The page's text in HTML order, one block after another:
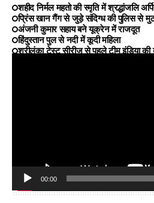
शहीद निर्मल महतो की स्मृति में श्रद्धांजलि
प्रिंस खान गैंग से जुड़े संदिग्ध की पुलिस से
अंजनी कुमार सहाय बने यूक्रेन में राजदूत
हिंदुस्तान पुल से नदी में कूदी महिला
श्रीलंका टेस्ट सीरीज से पहले टीम इंडिया की
00:00